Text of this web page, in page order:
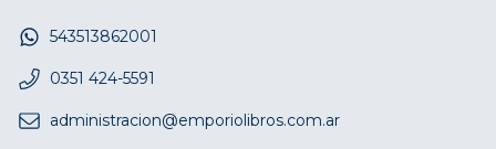
543513862001
0351 424-5591
administracion@emporiolibros.com.ar